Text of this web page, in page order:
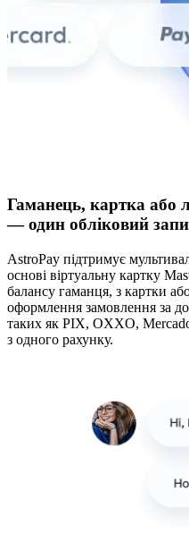
Гаманець, картка або
— один обліковий
AstroPay підтримує
основі віртуальну картку
балансу гаманця, з картки
оформлення замовлення за
таких як PIX, OXXO,
з одного рахунку.